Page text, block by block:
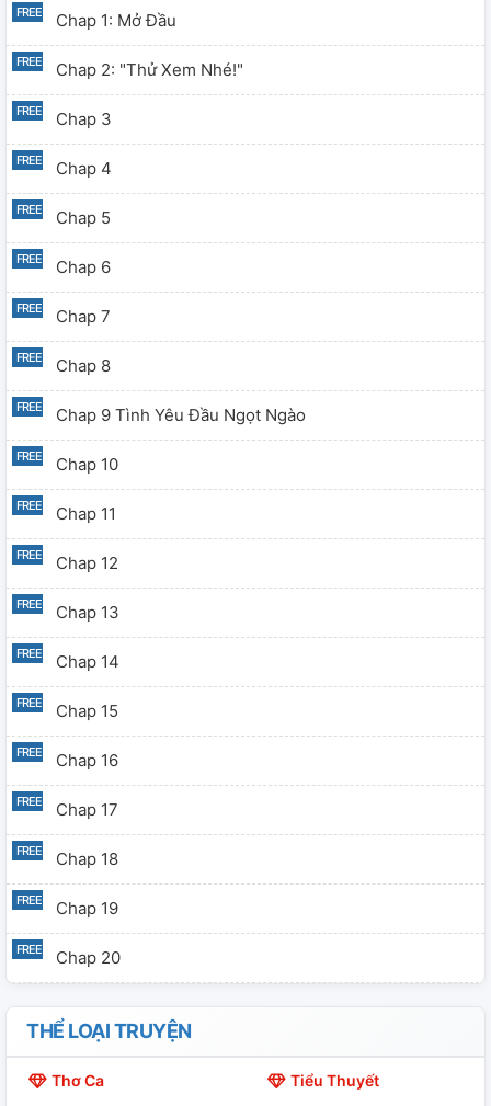
Chap 1: Mở Đầu
Chap 2: "Thử Xem Nhé!"
Chap 3
Chap 4
Chap 5
Chap 6
Chap 7
Chap 8
Chap 9 Tình Yêu Đầu Ngọt Ngào
Chap 10
Chap 11
Chap 12
Chap 13
Chap 14
Chap 15
Chap 16
Chap 17
Chap 18
Chap 19
Chap 20
Chương 21
Chap 22
THỂ LOẠI TRUYỆN
Thơ Ca Tiểu Thuyết